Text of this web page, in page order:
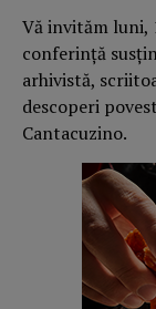
Vă invităm luni,
conferinţă
arhivistă,
descoperi
Cantacuzino.